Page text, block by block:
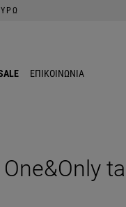
ΕΠΙΚΟΙΝΩΝΙΑ